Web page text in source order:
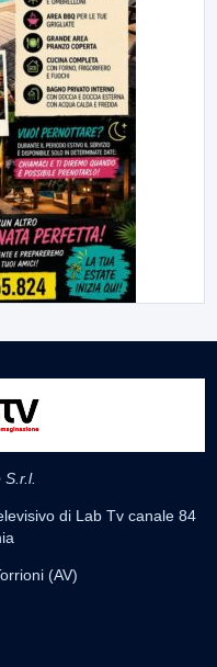
di Lab Tv canale 84
(AV)